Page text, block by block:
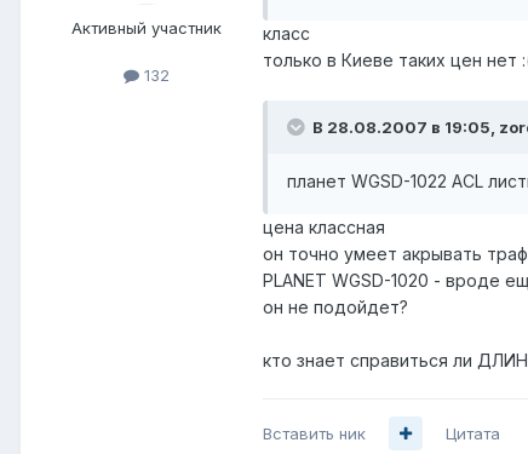
Активный участник
132
класс
только в Киеве таких цен нет
В 28.08.2007 в 19:05,
планет WGSD-1022 ACL
цена классная
он точно умеет акрывать
PLANET WGSD-1020 - вроде
он не подойдет?
кто знает справиться ли
Вставить ник Цитата